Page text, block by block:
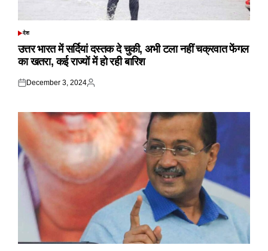
POSTED
देश
उत्तर भारत में सर्दियां दस्तक दे चुकी, अभी टला नहीं चक्रवात फेंगल
का खतरा, कई राज्यों में हो रही बारिश
Posted
December 3, 2024
Posted